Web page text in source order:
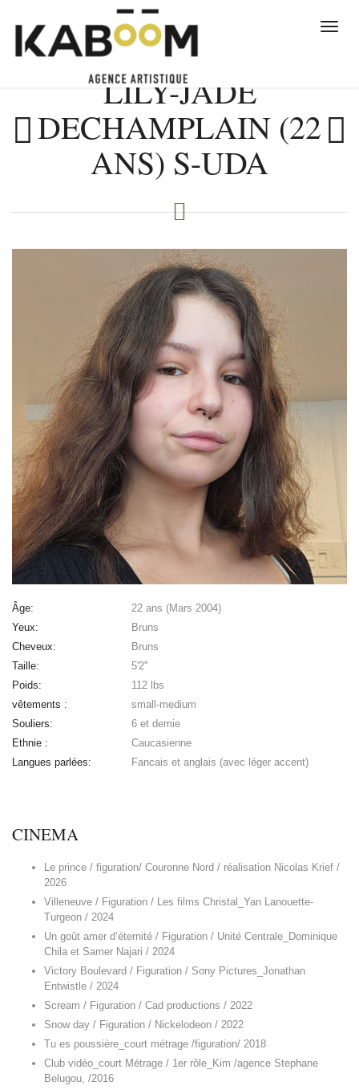
LILY-JADE
DECHAMPLAIN (22
ANS) S-UDA
Âge:
22 ans (Mars 2004)
Yeux:
Bruns
Cheveux:
Bruns
Taille:
5'2''
Poids:
112 lbs
vêtements :
small-medium
Souliers:
6 et demie
Ethnie :
Caucasienne
Langues parlées:
Fancais et anglais (avec léger accent)
CINEMA
Le prince / figuration/ Couronne Nord / réalisation Nicolas Krief /
2026
Villeneuve / Figuration / Les films Christal_Yan Lanouette-
Turgeon / 2024
Un goût amer d’éternité / Figuration / Unité Centrale_Dominique
Chila et Samer Najari / 2024
Victory Boulevard / Figuration / Sony Pictures_Jonathan
Entwistle / 2024
Scream / Figuration / Cad productions / 2022
Snow day / Figuration / Nickelodeon / 2022
Tu es poussière_court métrage /figuration/ 2018
Club vidéo_court Métrage / 1er rôle_Kim /agence Stephane
Belugou, /2016